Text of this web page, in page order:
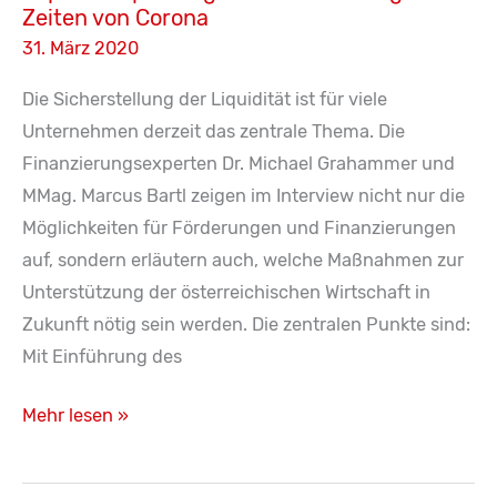
Zeiten von Corona
31. März 2020
Die Sicherstellung der Liquidität ist für viele
Unternehmen derzeit das zentrale Thema. Die
Finanzierungsexperten Dr. Michael Grahammer und
MMag. Marcus Bartl zeigen im Interview nicht nur die
Möglichkeiten für Förderungen und Finanzierungen
auf, sondern erläutern auch, welche Maßnahmen zur
Unterstützung der österreichischen Wirtschaft in
Zukunft nötig sein werden. Die zentralen Punkte sind:
Mit Einführung des
Liquiditätsplanung
Finanzierung
Mehr lesen »